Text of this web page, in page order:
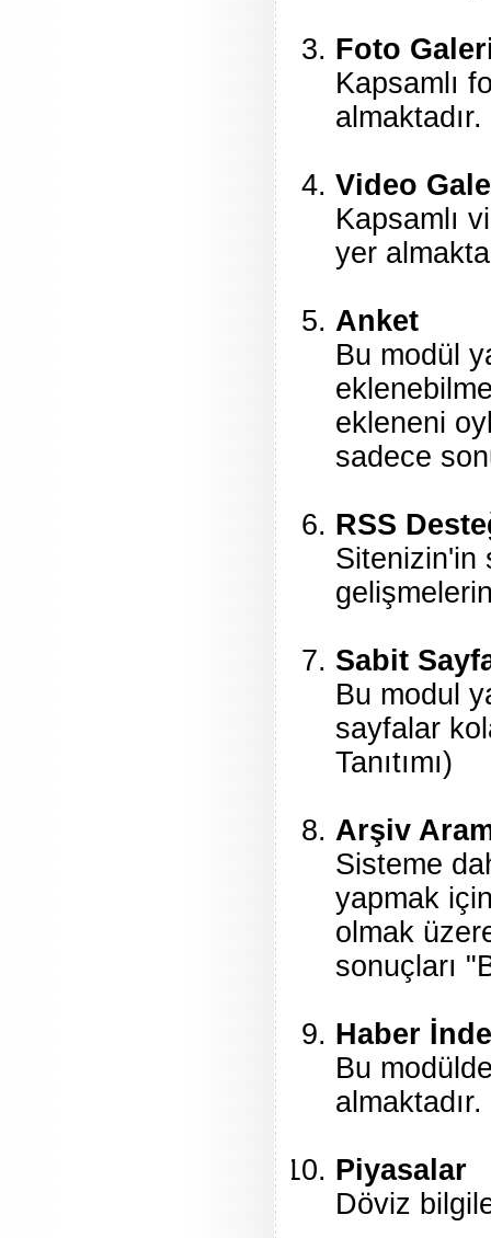
Foto
Kapsamlı
Video
Kapsamlı
yer
Anket
Bu modül
ekleneni
sadece
RSS
Sitenizin'in
Sabit
Bu modul
sayfalar
Tanıtımı)
Arşiv
Sisteme
yapmak
olmak
sonuçları
Haber
Bu
almaktadır.
Piyasalar
Döviz